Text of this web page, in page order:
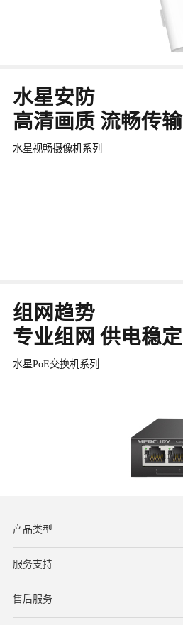
水星安防
高清画质 流畅传输
水星视畅摄像机系列
组网趋势
专业组网 供电稳定
水星PoE交换机系列
产品类型
服务支持
下载中心
文档与指南
视频教程
售后服务